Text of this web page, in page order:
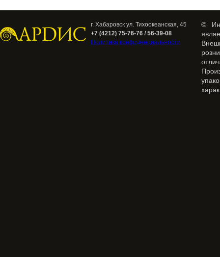
г. Хабаровск ул. Тихоокеанская, 45
+7 (4212) 75-76-76 / 56-39-08
Политика конфиденциальности
©